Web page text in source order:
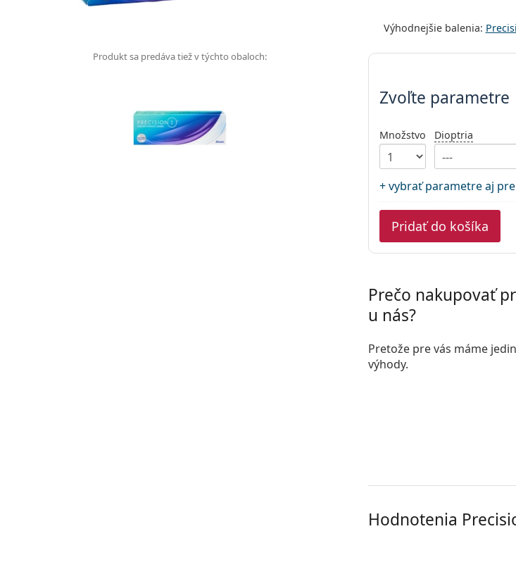
Produkt sa predáva tiež v týchto obaloch:
Výhodnejšie balenia:
Zvoľte parametre
Zvoľte parametre
Množstvo Dioptria
+ vybrať parametre aj
Pridať do košíka
Prečo nakupovať
u nás?
Pretože pre vás máme
výhody.
Hodnotenia